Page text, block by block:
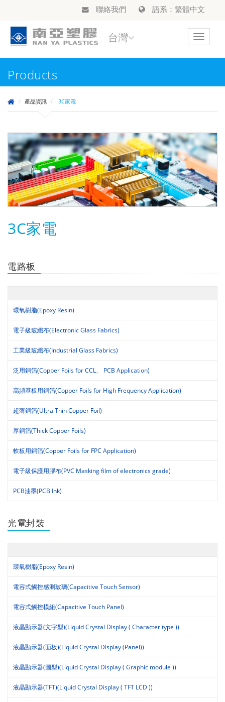
聯絡我們 語系：繁體中文
Toggle
台灣
Products
產品資訊 3C家電
3C家電
電路板
環氧樹脂(Epoxy Resin)
電子級玻纖布(Electronic Glass Fabrics)
工業級玻纖布(Industrial Glass Fabrics)
泛用銅箔(Copper Foils for CCL、 PCB Application)
高頻基板用銅箔(Copper Foils for High Frequency Application)
超薄銅箔(Ultra Thin Copper Foil)
厚銅箔(Thick Copper Foils)
軟板用銅箔(Copper Foils for FPC Application)
電子級保護用膠布(PVC Masking film of electronics grade)
PCB油墨(PCB Ink)
光電封裝
環氧樹脂(Epoxy Resin)
電容式觸控感測玻璃(Capacitive Touch Sensor)
電容式觸控模組(Capacitive Touch Panel)
液晶顯示器(文字型)(Liquid Crystal Display ( Character type ))
液晶顯示器(面板)(Liquid Crystal Display (Panel))
液晶顯示器(圖型)(Liquid Crystal Display ( Graphic module ))
液晶顯示器(TFT)(Liquid Crystal Display ( TFT LCD ))